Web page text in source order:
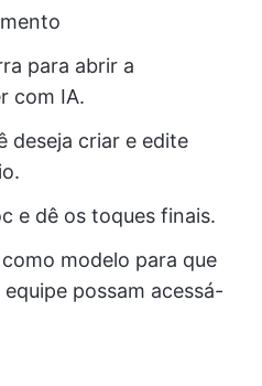
para abrir a
com IA.
deseja criar e edite
e dê os toques finais.
modelo para que
possam acessá-